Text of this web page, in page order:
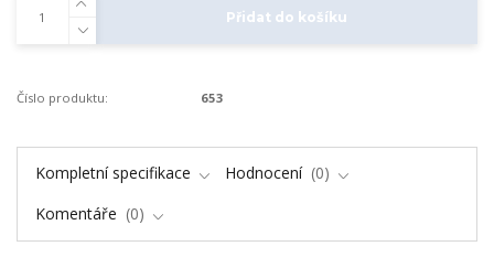
Přidat do košíku
Číslo produktu: 653
Kompletní specifikace Hodnocení
0
Komentáře
0